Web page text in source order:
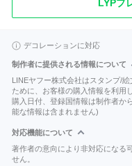
LYPプ
デコレーションに対応
制作者に提供される情報について
LINEヤフー株式会社はスタンプ/
ために、お客様の購入情報を利用
購入日付、登録国情報は制作者か
能な情報は含まれません)
対応機能について
著作者の意向により非対応になる
せん。